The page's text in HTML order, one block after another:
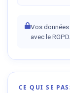
Vos
avec le
CE QUI SE